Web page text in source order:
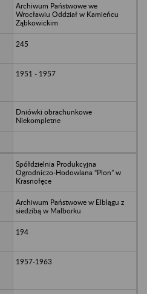
Archiwum Państwowe we
Wrocławiu Oddział w Kamieńcu
Ząbkowickim
245
1951 - 1957
Dniówki obrachunkowe
Niekompletne
Spółdzielnia Produkcyjna
Ogrodniczo-Hodowlana “Plon” w
Krasnołęce
Archiwum Państwowe w Elblągu z
siedzibą w Malborku
194
1957-1963